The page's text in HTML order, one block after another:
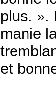
plus. ».
manie
et